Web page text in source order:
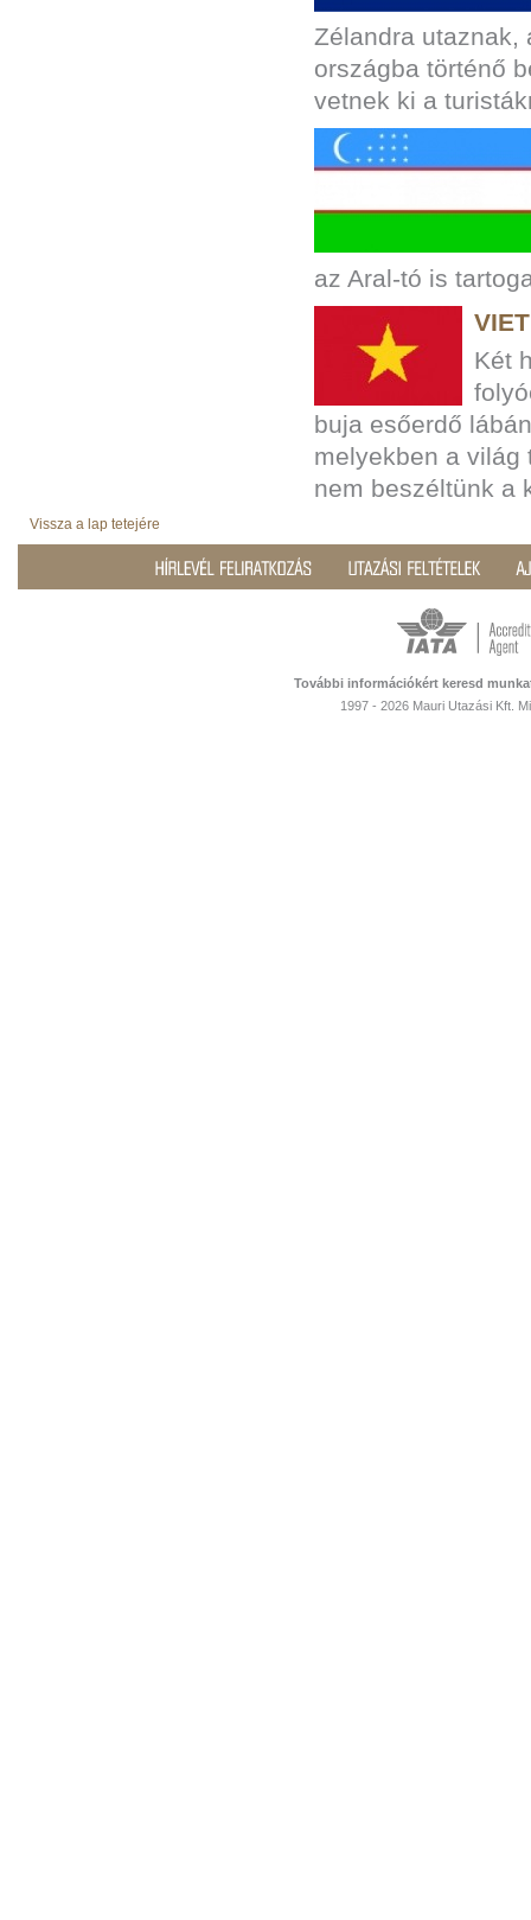
Zélandra utaznak,
országba történő
vetnek ki a
az Aral-tó is
Két
buja esőerdő
melyekben a világ
nem beszéltünk a
Vissza a lap tetejére
További információkért keresd
1997 - 2026 Mauri Utazási Kft.